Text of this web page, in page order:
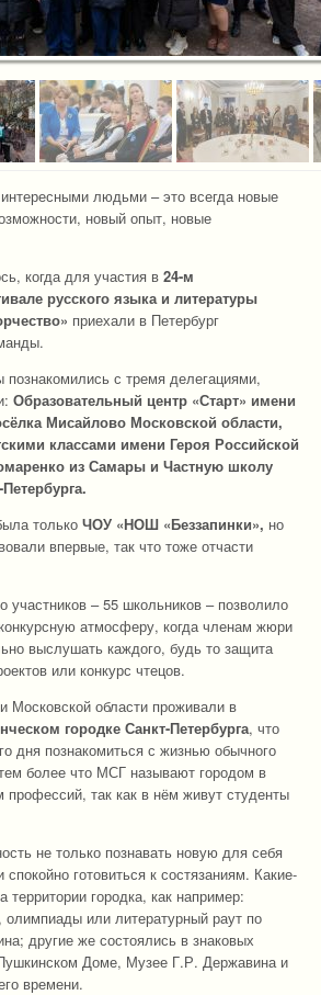
людьми – это всегда новые
новый опыт, новые
когда для участия в 24-м
русского языка и литературы
приехали в Петербург
познакомились с тремя делегациями,
Образовательный центр «Старт» имени
Мисайлово Московской области,
классами имени Героя Российской
из Самары и Частную школу
только ЧОУ «НОШ «Беззапинки», но
впервые, так что тоже отчасти
участников – 55 школьников – позволило
атмосферу, когда членам жюри
выслушать каждого, будь то защита
или конкурс чтецов.
Московской области проживали в
городке Санкт-Петербурга, что
дня познакомиться с жизнью обычного
более что МСГ называют городом в
профессий, так как в нём живут студенты
не только познавать новую для себя
готовиться к состязаниям. Какие-
территории городка, как например:
олимпиады или литературный раут по
другие же состоялись в знаковых
Доме, Музее Г.Р. Державина и
времени.